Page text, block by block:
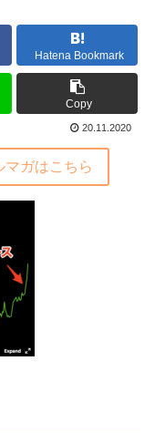
Hatena Bookmark
Copy
20.11.2020
マガはこちら